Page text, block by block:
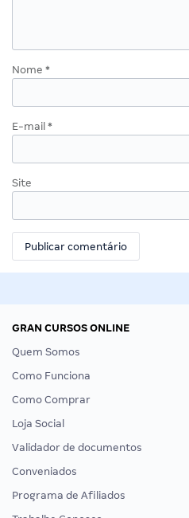
Nome *
E-mail *
Site
GRAN CURSOS ONLINE
Quem Somos
Como Funciona
Como Comprar
Loja Social
Validador de documentos
Conveniados
Programa de Afiliados